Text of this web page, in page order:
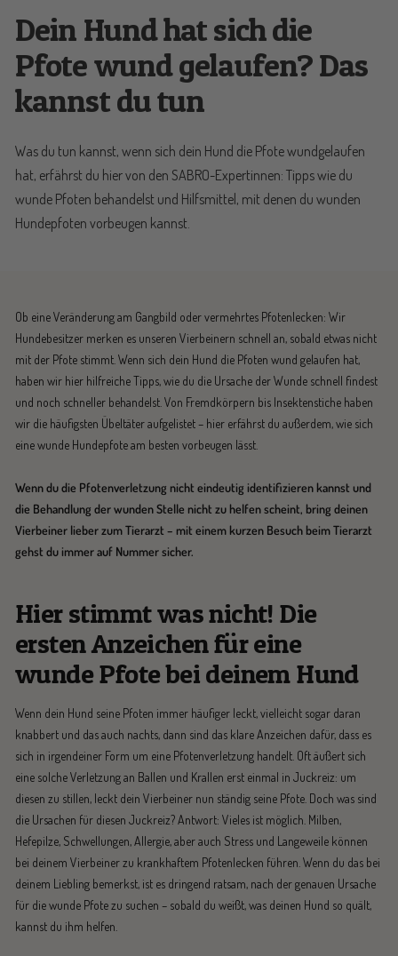
Dein Hund hat sich die
Pfote wund gelaufen? Das
kannst du tun
Was du tun kannst, wenn sich dein Hund die Pfote wundgelaufen
hat, erfährst du hier von den SABRO-Expertinnen: Tipps wie du
wunde Pfoten behandelst und Hilfsmittel, mit denen du wunden
Hundepfoten vorbeugen kannst.
Ob eine Veränderung am Gangbild oder vermehrtes Pfotenlecken: Wir
Hundebesitzer merken es unseren Vierbeinern schnell an, sobald etwas nicht
mit der Pfote stimmt. Wenn sich dein Hund die Pfoten wund gelaufen hat,
haben wir hier hilfreiche Tipps, wie du die Ursache der Wunde schnell findest
und noch schneller behandelst. Von Fremdkörpern bis Insektenstiche haben
wir die häufigsten Übeltäter aufgelistet – hier erfährst du außerdem, wie sich
eine wunde Hundepfote am besten vorbeugen lässt.
Wenn du die Pfotenverletzung nicht eindeutig identifizieren kannst und
die Behandlung der wunden Stelle nicht zu helfen scheint, bring deinen
Vierbeiner lieber zum Tierarzt – mit einem kurzen Besuch beim Tierarzt
gehst du immer auf Nummer sicher.
Hier stimmt was nicht! Die
ersten Anzeichen für eine
wunde Pfote bei deinem Hund
Wenn dein Hund seine Pfoten immer häufiger leckt, vielleicht sogar daran
knabbert und das auch nachts, dann sind das klare Anzeichen dafür, dass es
sich in irgendeiner Form um eine Pfotenverletzung handelt. Oft äußert sich
eine solche Verletzung an Ballen und Krallen erst einmal in Juckreiz: um
diesen zu stillen, leckt dein Vierbeiner nun ständig seine Pfote. Doch was sind
die Ursachen für diesen Juckreiz? Antwort: Vieles ist möglich. Milben,
Hefepilze, Schwellungen, Allergie, aber auch Stress und Langeweile können
bei deinem Vierbeiner zu krankhaftem Pfotenlecken führen. Wenn du das bei
deinem Liebling bemerkst, ist es dringend ratsam, nach der genauen Ursache
für die wunde Pfote zu suchen – sobald du weißt, was deinen Hund so quält,
kannst du ihm helfen.